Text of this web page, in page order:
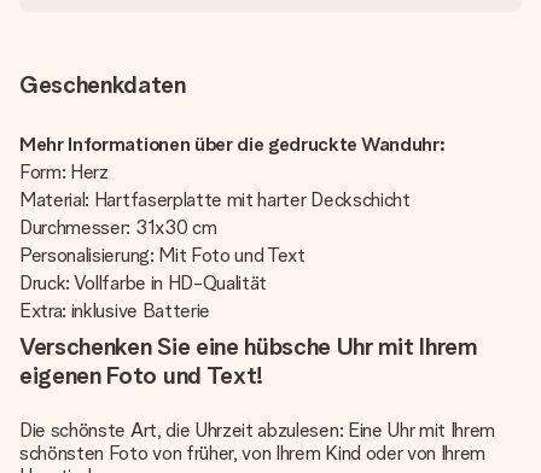
Geschenkdaten
Mehr Informationen über die gedruckte Wanduhr:
Form: Herz
Material: Hartfaserplatte mit harter Deckschicht
Durchmesser: 31x30 cm
Personalisierung: Mit Foto und Text
Druck: Vollfarbe in HD-Qualität
Extra: inklusive Batterie
Verschenken Sie eine hübsche Uhr mit Ihrem
eigenen Foto und Text!
Die schönste Art, die Uhrzeit abzulesen: Eine Uhr mit Ihrem
schönsten Foto von früher, von Ihrem Kind oder von Ihrem